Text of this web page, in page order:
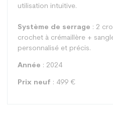
utilisation intuitive.
Système de serrage : 2
crochet à crémaillère +
personnalisé et précis.
Année : 2024
Prix neuf : 499 €